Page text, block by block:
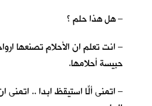
– هل هذا حلم ؟
– انت تعلم ان الأحلام تصنعها
حبيسة أحلامها.
– اتمنى ألّا استيقظ ابدا ..